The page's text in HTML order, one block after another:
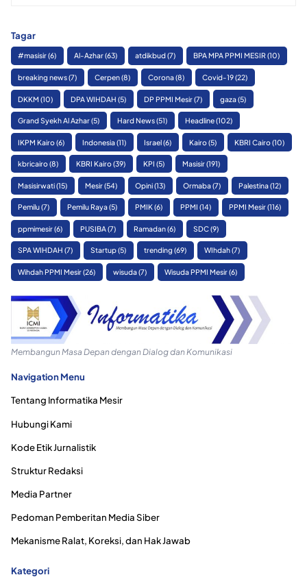
Tagar
#masisir(6) Al-Azhar(63) atdikbud(7) BPA MPA PPMI MESIR(10)
breaking news(7) Cerpen(8) Corona(8) Covid-19(22)
DKKM (10) DPA WIHDAH (5) DP PPMI Mesir(7) gaza(5)
Grand Syekh Al Azhar(5) Hard News(51) Headline(102)
IKPM Kairo(6) Indonesia(11) Israel(6) Kairo(5) KBRI Cairo(10)
kbricairo(8) KBRI Kairo(39) KPI (5) Masisir(191)
Masisirwati(15) Mesir(54) Opini(13) Ormaba(7) Palestina(12)
Pemilu(7) Pemilu Raya(5) PMIK(6) PPMI (14) PPMI Mesir(116)
ppmimesir(6) PUSIBA(7) Ramadan(6) SDC(9)
SPA WIHDAH (7) Startup(5) trending (69) WIhdah(7)
Wihdah PPMI Mesir(26) wisuda(7) Wisuda PPMI Mesir(6)
Membangun Masa Depan dengan Dialog dan Komunikasi
Navigation Menu
Tentang Informatika Mesir
Hubungi Kami
Kode Etik Jurnalistik
Struktur Redaksi
Media Partner
Pedoman Pemberitan Media Siber
Mekanisme Ralat, Koreksi, dan Hak Jawab
Kategori